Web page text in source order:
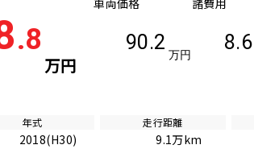
.8
万円
90.2
万円
8.6
年式
2018(H30)
走行距離
9.1万km